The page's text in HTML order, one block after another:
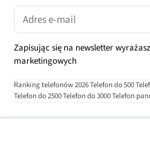
Zapisując się na newsletter
marketingowych
Ranking telefonów 2026Telefon do 500
Telefon do 2500Telefon do 3000Telefon